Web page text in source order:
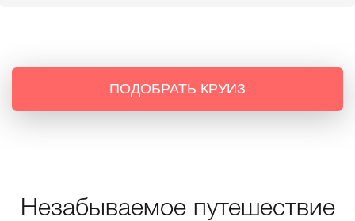
ПОДОБРАТЬ КРУИЗ
Незабываемое путешествие